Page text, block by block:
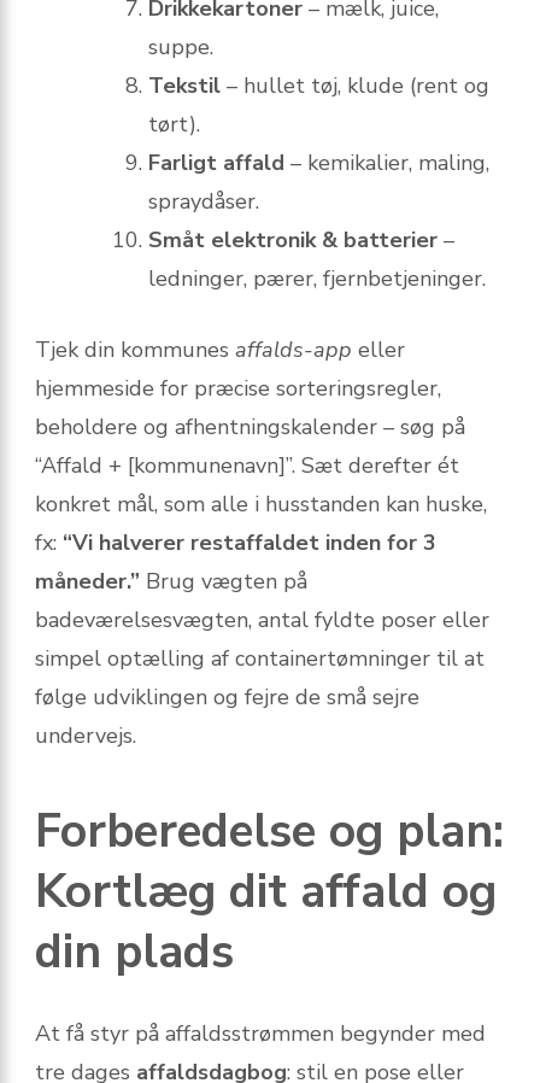
Drikkekartoner – mælk, juice,
suppe.
Tekstil – hullet tøj, klude (rent og
tørt).
Farligt affald – kemikalier, maling,
spraydåser.
Småt elektronik & batterier –
ledninger, pærer, fjernbetjeninger.
Tjek din kommunes affalds-app eller
hjemmeside for præcise sorteringsregler,
beholdere og afhentningskalender – søg på
“Affald + [kommunenavn]”. Sæt derefter ét
konkret mål, som alle i husstanden kan huske,
fx: “Vi halverer restaffaldet inden for 3
måneder.” Brug vægten på
badeværelsesvægten, antal fyldte poser eller
simpel optælling af containertømninger til at
følge udviklingen og fejre de små sejre
undervejs.
Forberedelse og plan:
Kortlæg dit affald og
din plads
At få styr på affaldsstrømmen begynder med
tre dages affaldsdagbog: stil en pose eller